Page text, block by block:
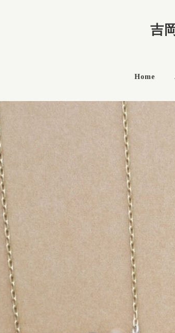
吉
Home